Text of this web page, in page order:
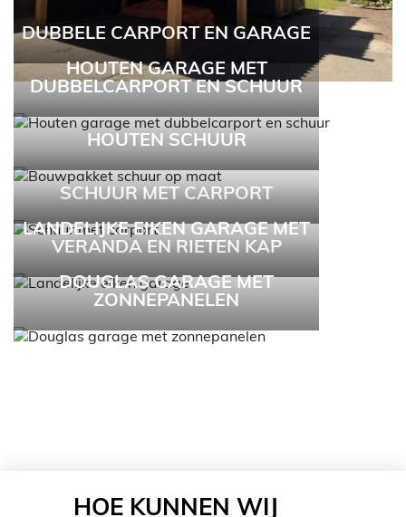
DUBBELE CARPORT EN GARAGE
HOUTEN GARAGE MET
DUBBELCARPORT EN SCHUUR
HOUTEN SCHUUR
SCHUUR MET CARPORT
LANDELIJKE EIKEN GARAGE MET
VERANDA EN RIETEN KAP
DOUGLAS GARAGE MET
ZONNEPANELEN
HOE KUNNEN WIJ